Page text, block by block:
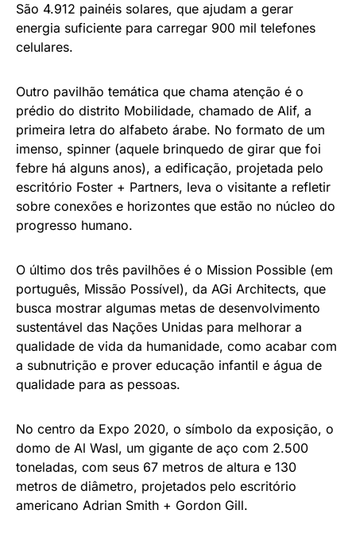
São 4.912 painéis solares, que ajudam a gerar
energia suficiente para carregar 900 mil telefones
celulares.
Outro pavilhão temática que chama atenção é o
prédio do distrito Mobilidade, chamado de Alif, a
primeira letra do alfabeto árabe. No formato de um
imenso, spinner (aquele brinquedo de girar que foi
febre há alguns anos), a edificação, projetada pelo
escritório Foster + Partners, leva o visitante a refletir
sobre conexões e horizontes que estão no núcleo do
progresso humano.
O último dos três pavilhões é o Mission Possible (em
português, Missão Possível), da AGi Architects, que
busca mostrar algumas metas de desenvolvimento
sustentável das Nações Unidas para melhorar a
qualidade de vida da humanidade, como acabar com
a subnutrição e prover educação infantil e água de
qualidade para as pessoas.
No centro da Expo 2020, o símbolo da exposição, o
domo de Al Wasl, um gigante de aço com 2.500
toneladas, com seus 67 metros de altura e 130
metros de diâmetro, projetados pelo escritório
americano Adrian Smith + Gordon Gill.